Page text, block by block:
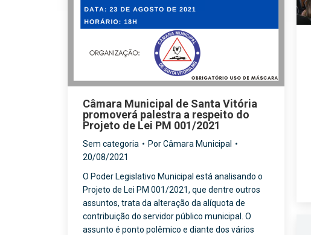
Câmara Municipal de Santa Vitória
promoverá palestra a respeito do
Projeto de Lei PM 001/2021
Sem categoria PorCâmara Municipal
20/08/2021
O Poder Legislativo Municipal está analisando o
Projeto de Lei PM 001/2021, que dentre outros
assuntos, trata da alteração da alíquota de
contribuição do servidor público municipal. O
assunto é ponto polêmico e diante dos vários